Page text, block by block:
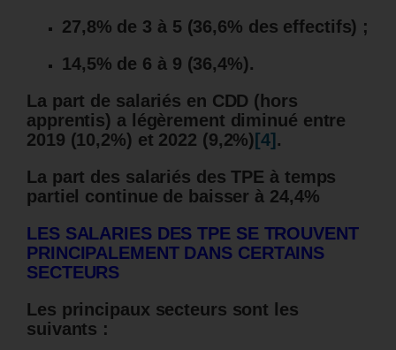
27,8% de 3 à 5 (36,6% des effectifs) ;
14,5% de 6 à 9 (36,4%).
La part de salariés en CDD (hors
apprentis) a légèrement diminué entre
2019 (10,2%) et 2022 (9,2%) [4] .
La part des salariés des TPE à temps
partiel continue de baisser à 24,4%
LES SALARIES DES TPE SE TROUVENT
PRINCIPALEMENT DANS CERTAINS
SECTEURS
Les principaux secteurs sont les
suivants :